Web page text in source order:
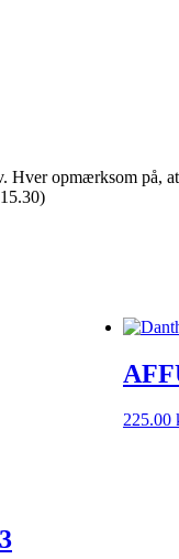
opmærksom på,
225.00